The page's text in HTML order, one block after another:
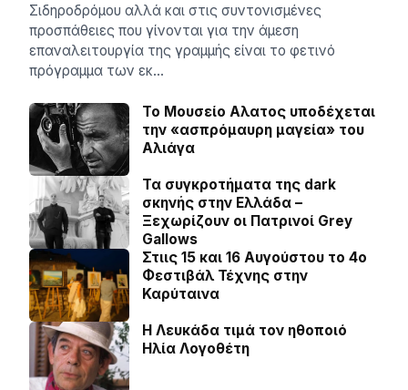
Σιδηροδρόμου αλλά και στις συντονισμένες
προσπάθειες που γίνονται για την άμεση
επαναλειτουργία της γραμμής είναι το φετινό
πρόγραμμα των εκ…
Το Μουσείο Αλατος υποδέχεται
την «ασπρόμαυρη μαγεία» του
Αλιάγα
Τα συγκροτήματα της dark
σκηνής στην Ελλάδα –
Ξεχωρίζουν οι Πατρινοί Grey
Gallows
Στιις 15 και 16 Αυγούστου το 4ο
Φεστιβάλ Τέχνης στην
Καρύταινα
Η Λευκάδα τιμά τον ηθοποιό
Ηλία Λογοθέτη